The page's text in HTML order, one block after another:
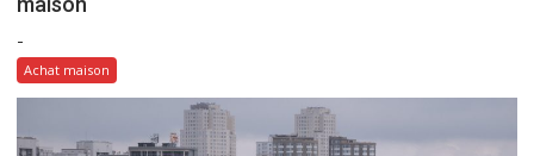
-
Achat maison